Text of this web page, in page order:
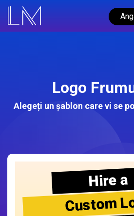
Logo
Alegeți un șablon care vi se
Hire a
Custom